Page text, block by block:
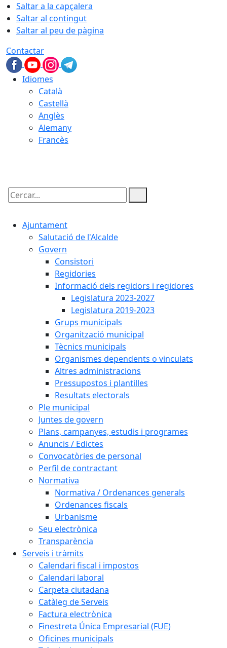
Saltar a la capçalera
Saltar al contingut
Saltar al peu de pàgina
Contactar
Idiomes
Català
Castellà
Anglès
Alemany
Francès
Cercar:
Ajuntament
Salutació de l'Alcalde
Govern
Consistori
Regidories
Informació dels regidors i regidores
Legislatura 2023-2027
Legislatura 2019-2023
Grups municipals
Organització municipal
Tècnics municipals
Organismes dependents o vinculats
Altres administracions
Pressupostos i plantilles
Resultats electorals
Ple municipal
Juntes de govern
Plans, campanyes, estudis i programes
Anuncis / Edictes
Convocatòries de personal
Perfil de contractant
Normativa
Normativa / Ordenances generals
Ordenances fiscals
Urbanisme
Seu electrònica
Transparència
Serveis i tràmits
Calendari fiscal i impostos
Calendari laboral
Carpeta ciutadana
Catàleg de Serveis
Factura electrònica
Finestreta Única Empresarial (FUE)
Oficines municipals